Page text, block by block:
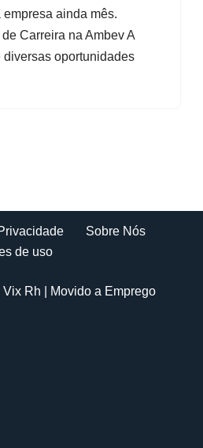
ainda mês.
Carreira na Ambev A
diversas oportunidades
Sobre Nós
de uso
Vix Rh | Movido a Emprego